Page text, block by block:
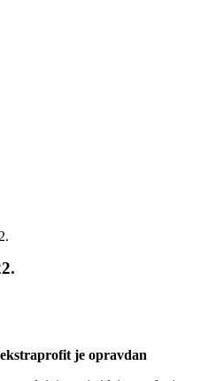
je opravdan